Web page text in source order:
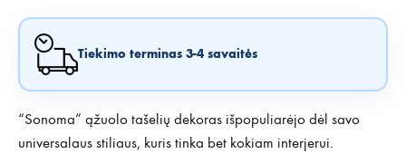
Tiekimo terminas 3-4 savaitės
“Sonoma” ąžuolo tašelių dekoras išpopuliarėjo dėl savo
universalaus stiliaus, kuris tinka bet kokiam interjerui.